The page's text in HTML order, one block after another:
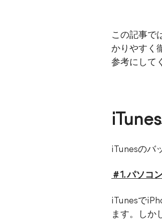
この記事で
かりやすく
参考にして
iTunesのバ
＃1. パソコ
iTunesで
ます。しか